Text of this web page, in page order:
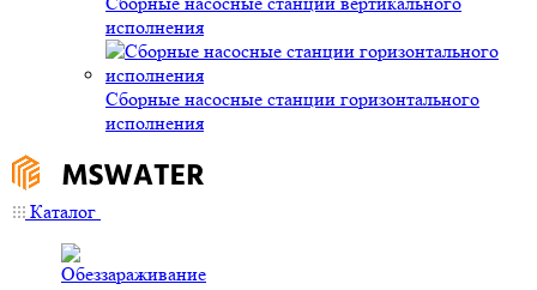
исполнения
Сборные насосные станции горизонтального
исполнения
Каталог